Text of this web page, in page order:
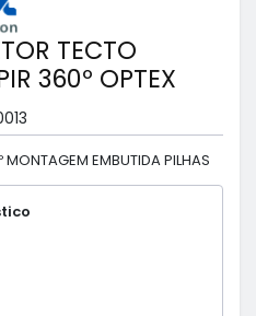
TECTO
360º OPTEX
EMBUTIDA PILHAS